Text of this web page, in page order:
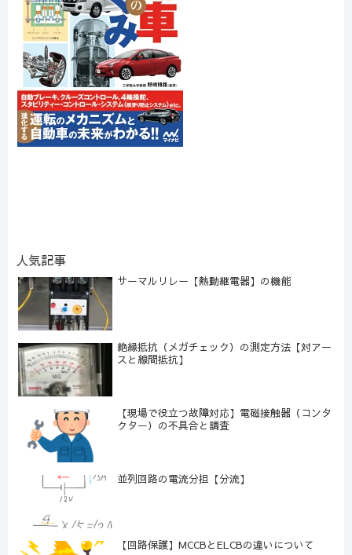
人気記事
サーマルリレー【熱動継電器】の機能
絶縁抵抗（メガチェック）の測定方法【対アー
スと線間抵抗】
【現場で役立つ故障対応】電磁接触器（コンタ
クター）の不具合と調査
並列回路の電流分担【分流】
【回路保護】MCCBとELCBの違いについて